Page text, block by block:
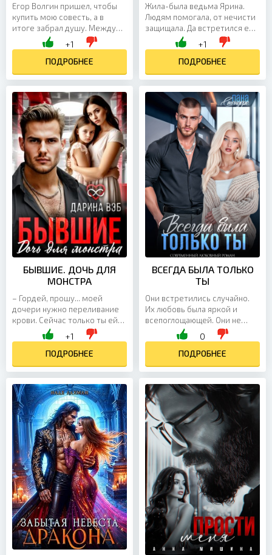
Егор Волгин пришел, чтобы
купить мою совесть, а в
итоге забрал душу. Между
нами — ложь длиной в
двадцать лет и документы,
способные уничтожить нас...
+1
ПОДРОБНЕЕ
Жила-была ведьма Ярина.
Людям помогала, от нечисти
защищала. Да встретился ей
на пути князь Вороней.
Пожалела его на свою беду
ведьма, спасла. А он...
+1
ПОДРОБНЕЕ
БЫВШИЕ. ДОЧЬ ДЛЯ
МОНСТРА
– Гордей, прошу... моей
дочери нужно переливание
крови. Сейчас только ты ей
поможешь. – слёзы градом
текут из моих глаз. – Не
понял... – упёртый...
+1
ПОДРОБНЕЕ
ВСЕГДА БЫЛА ТОЛЬКО
ТЫ
Они встретились случайно.
Их любовь была яркой и
всепоглощающей. Они не
могли надышаться друг
другом. Но судьба не
оставила ни единого шанса
на...
0
ПОДРОБНЕЕ